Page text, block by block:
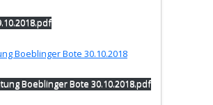
Boeblinger Bote 30.10.2018
Boeblinger Bote 30.10.2018.pdf